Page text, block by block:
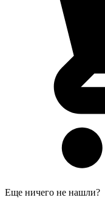
Еще ничего не нашли?